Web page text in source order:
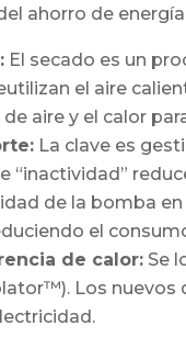
ahorro de
El secado es un
el aire
aire y el calor
La clave es
“inactividad”
de la bomba
el
de calor: Se
Los nuevos